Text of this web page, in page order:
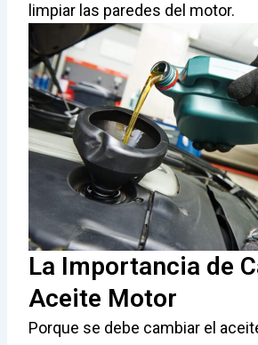
limpiar las paredes del motor.
La Importancia de
Aceite Motor
Porque se debe cambiar el